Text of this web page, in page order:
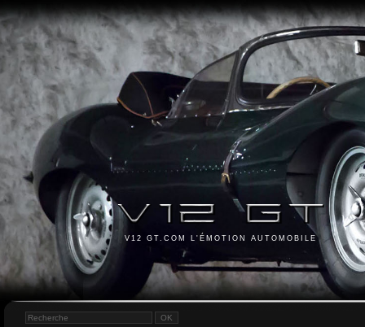
V12 GT.COM L'ÉMOTION AUTOMOBILE